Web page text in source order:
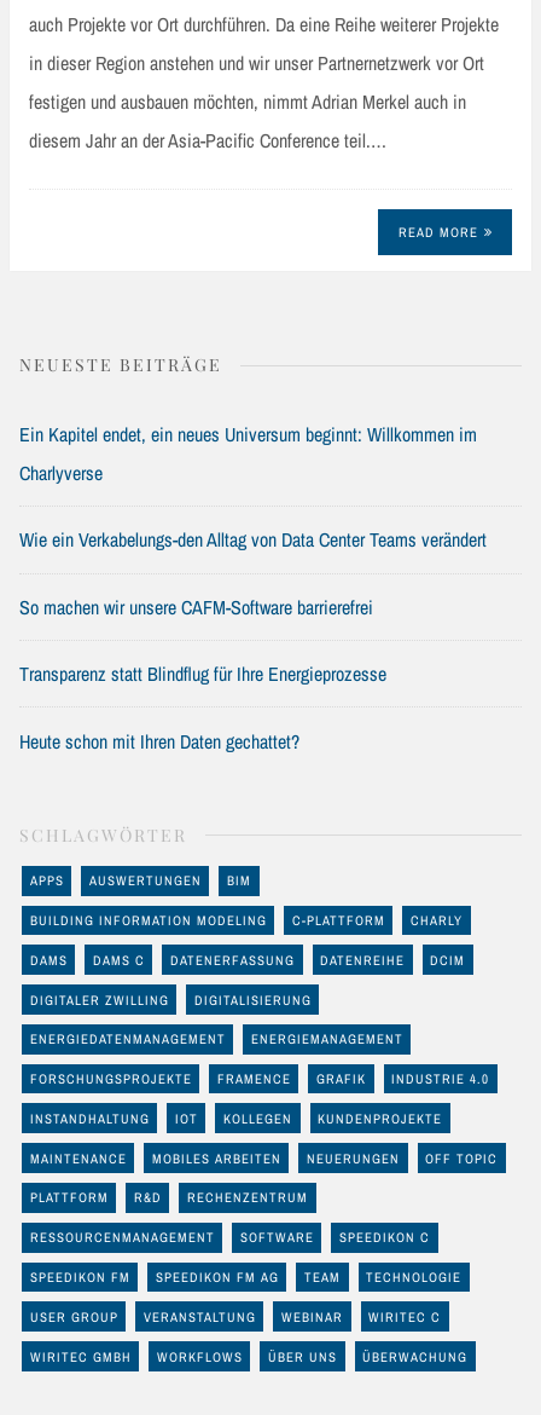
auch Projekte vor Ort durchführen. Da eine Reihe weiterer Projekte
in dieser Region anstehen und wir unser Partnernetzwerk vor Ort
festigen und ausbauen möchten, nimmt Adrian Merkel auch in
diesem Jahr an der Asia-Pacific Conference teil.…
READ MORE
NEUESTE BEITRÄGE
Ein Kapitel endet, ein neues Universum beginnt: Willkommen im
Charlyverse
Wie ein Verkabelungs-den Alltag von Data Center Teams verändert
So machen wir unsere CAFM-Software barrierefrei
Transparenz statt Blindflug für Ihre Energieprozesse
Heute schon mit Ihren Daten gechattet?
SCHLAGWÖRTER
APPS AUSWERTUNGEN BIM
BUILDING INFORMATION MODELING C-PLATTFORM CHARLY
DAMS DAMS C DATENERFASSUNG DATENREIHE DCIM
DIGITALER ZWILLING DIGITALISIERUNG
ENERGIEDATENMANAGEMENT ENERGIEMANAGEMENT
FORSCHUNGSPROJEKTE FRAMENCE GRAFIK INDUSTRIE 4.0
INSTANDHALTUNG IOT KOLLEGEN KUNDENPROJEKTE
MAINTENANCE MOBILES ARBEITEN NEUERUNGEN OFF TOPIC
PLATTFORM R&D RECHENZENTRUM
RESSOURCENMANAGEMENT SOFTWARE SPEEDIKON C
SPEEDIKON FM SPEEDIKON FM AG TEAM TECHNOLOGIE
USER GROUP VERANSTALTUNG WEBINAR WIRITEC C
WIRITEC GMBH WORKFLOWS ÜBER UNS ÜBERWACHUNG